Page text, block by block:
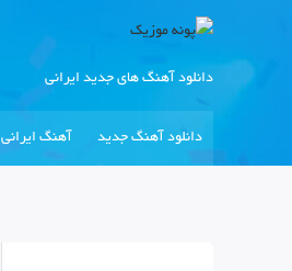
دانلود آهنگ های جدید ایرانی
دانلود آهنگ جدید آهنگ ایرانی